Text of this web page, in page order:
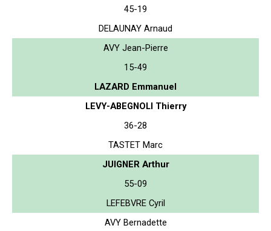
45-19
DELAUNAY Arnaud
AVY Jean-Pierre
15-49
LAZARD Emmanuel
LEVY-ABEGNOLI Thierry
36-28
TASTET Marc
JUIGNER Arthur
55-09
LEFEBVRE Cyril
AVY Bernadette